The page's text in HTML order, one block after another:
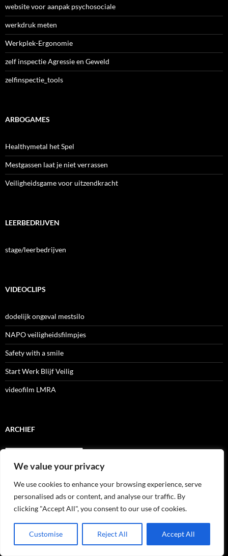
We value your privacy
We use cookies to enhance your browsing experience, serve
personalised ads or content, and analyse our traffic. By
clicking "Accept All", you consent to our use of cookies.
Customise Reject All Accept All
website voor aanpak psychosociale
werkdruk meten
Werkplek-Ergonomie
zelf inspectie Agressie en Geweld
zelfinspectie_tools
ARBOGAMES
Healthymetal het Spel
Mestgassen laat je niet verrassen
Veiligheidsgame voor uitzendkracht
LEERBEDRIJVEN
stage/leerbedrijven
VIDEOCLIPS
dodelijk ongeval mestsilo
NAPO veiligheidsfilmpjes
Safety with a smile
Start Werk Blijf Veilig
videofilm LMRA
ARCHIEF
Archief
RECENTE BERICHTEN
Tijdelijke werknemers met weinig ervaring lopen 80 procent meer
risico op arbeidsongeval, zegt Liantis